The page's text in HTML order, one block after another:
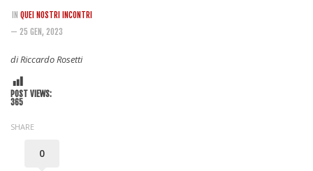
Copertine
IN QUEI NOSTRI INCONTRI
— 25 GEN, 2023
di Riccardo Rosetti
POST VIEWS:
365
SHARE
0